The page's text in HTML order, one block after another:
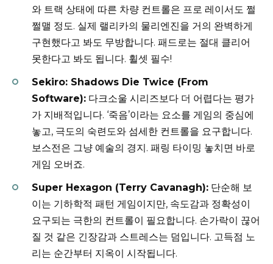
와 트랙 상태에 따른 차량 컨트롤은 프로 레이서도 쩔
쩔맬 정도. 실제 랠리카의 물리엔진을 거의 완벽하게
구현했다고 봐도 무방합니다. 패드로는 절대 클리어
못한다고 봐도 됩니다. 휠셋 필수!
Sekiro: Shadows Die Twice (From
Software): 다크소울 시리즈보다 더 어렵다는 평가
가 지배적입니다. ‘죽음’이라는 요소를 게임의 중심에
놓고, 극도의 숙련도와 섬세한 컨트롤을 요구합니다.
보스전은 그냥 예술의 경지. 패링 타이밍 놓치면 바로
게임 오버죠.
Super Hexagon (Terry Cavanagh): 단순해 보
이는 기하학적 패턴 게임이지만, 속도감과 정확성이
요구되는 극한의 컨트롤이 필요합니다. 손가락이 끊어
질 것 같은 긴장감과 스트레스는 덤입니다. 고득점 노
리는 순간부터 지옥이 시작됩니다.